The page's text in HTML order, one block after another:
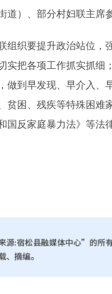
道）、部分村妇联主席
织要提升政治站位，强
实把各项工作抓实抓细
做到早发现、早介入、
贫困、残疾等特殊困难
国反家庭暴力法》等法